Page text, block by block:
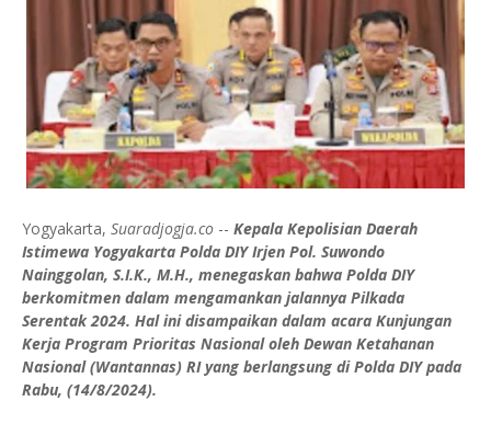
Yogyakarta, Suaradjogja.co -- Kepala Kepolisian Daerah
Istimewa Yogyakarta Polda DIY Irjen Pol. Suwondo
Nainggolan, S.I.K., M.H., menegaskan bahwa Polda DIY
berkomitmen dalam mengamankan jalannya Pilkada
Serentak 2024. Hal ini disampaikan dalam acara Kunjungan
Kerja Program Prioritas Nasional oleh Dewan Ketahanan
Nasional (Wantannas) RI yang berlangsung di Polda DIY pada
Rabu, (14/8/2024).